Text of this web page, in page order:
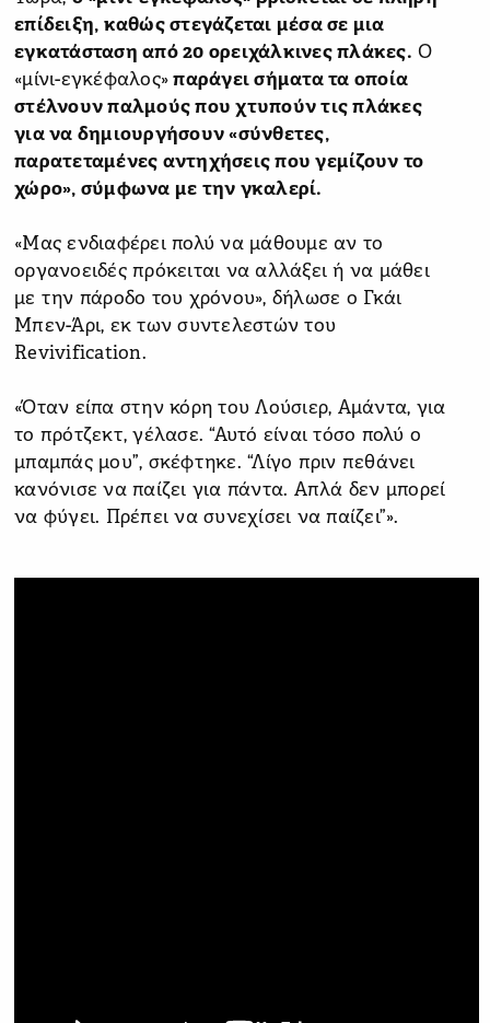
επίδειξη, καθώς στεγάζεται μέσα σε μια
εγκατάσταση από 20 ορειχάλκινες πλάκες. Ο
«μίνι-εγκέφαλος»παράγει σήματα τα οποία
στέλνουν παλμούς που χτυπούν τις πλάκες
για να δημιουργήσουν «σύνθετες,
παρατεταμένες αντηχήσεις που γεμίζουν το
χώρο», σύμφωνα με την γκαλερί.
«Μας ενδιαφέρει πολύ να μάθουμε αν το
οργανοειδές πρόκειται να αλλάξει ή να μάθει
με την πάροδο του χρόνου», δήλωσε ο Γκάι
Μπεν-Άρι, εκ των συντελεστών του
Revivification.
«Όταν είπα στην κόρη του Λούσιερ, Αμάντα, για
το πρότζεκτ, γέλασε. “Αυτό είναι τόσο πολύ ο
μπαμπάς μου”, σκέφτηκε. “Λίγο πριν πεθάνει
κανόνισε να παίζει για πάντα. Απλά δεν μπορεί
να φύγει. Πρέπει να συνεχίσει να παίζει”».